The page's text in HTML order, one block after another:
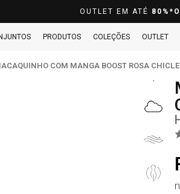
OUTLET EM ATÉ
PRODUTOS COLEÇÕES OUTLET
COM MANGA BOOST ROSA